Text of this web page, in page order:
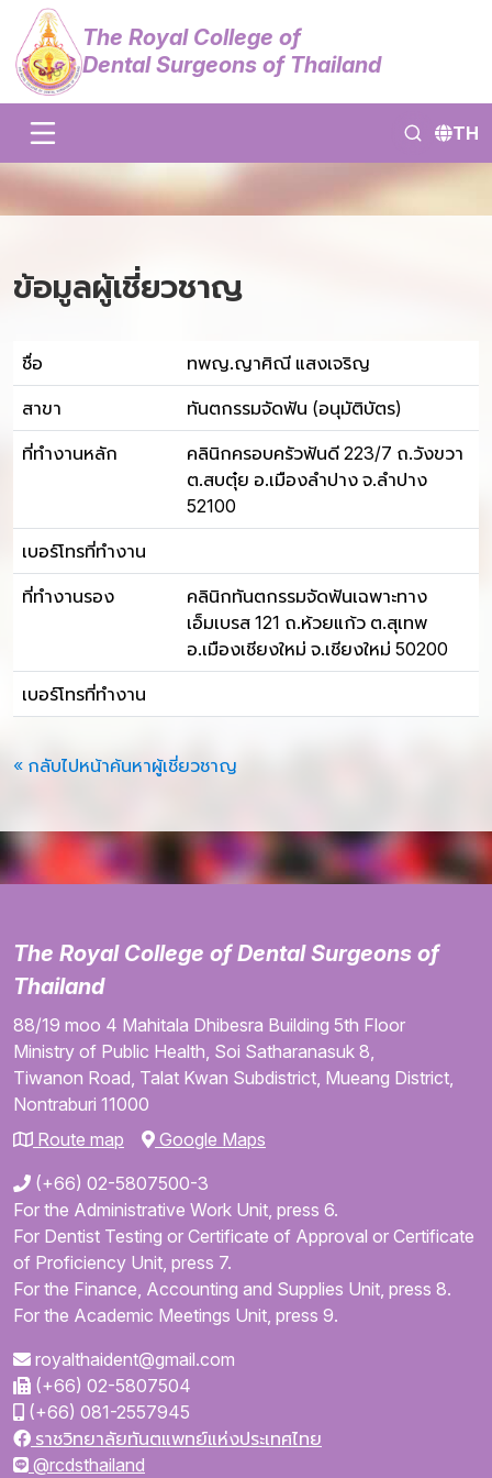
The Royal College of
Dental Surgeons of Thailand
TH
ข้อมูลผู้เชี่ยวชาญ
ชื่อ ทพญ.ญาศิณี แสงเจริญ
สาขา ทันตกรรมจัดฟัน (อนุมัติบัตร)
ที่ทำงานหลัก
คลินิกครอบครัวฟันดี 223/7 ถ.วังขวา
ต.สบตุ๋ย อ.เมืองลำปาง จ.ลำปาง
52100
เบอร์โทรที่ทำงาน
ที่ทำงานรอง
คลินิกทันตกรรมจัดฟันเฉพาะทาง
เอ็มเบรส 121 ถ.ห้วยแก้ว ต.สุเทพ
อ.เมืองเชียงใหม่ จ.เชียงใหม่ 50200
เบอร์โทรที่ทำงาน
« กลับไปหน้าค้นหาผู้เชี่ยวชาญ
The Royal College of Dental Surgeons of
Thailand
88/19 moo 4 Mahitala Dhibesra Building 5th Floor
Ministry of Public Health, Soi Satharanasuk 8,
Tiwanon Road, Talat Kwan Subdistrict, Mueang District,
Nontraburi 11000
Route map
Google Maps
(+66) 02-5807500-3
For the Administrative Work Unit, press 6.
For Dentist Testing or Certificate of Approval or Certificate
of Proficiency Unit, press 7.
For the Finance, Accounting and Supplies Unit, press 8.
For the Academic Meetings Unit, press 9.
royalthaident@gmail.com
(+66) 02-5807504
(+66) 081-2557945
ราชวิทยาลัยทันตแพทย์แห่งประเทศไทย
@rcdsthailand